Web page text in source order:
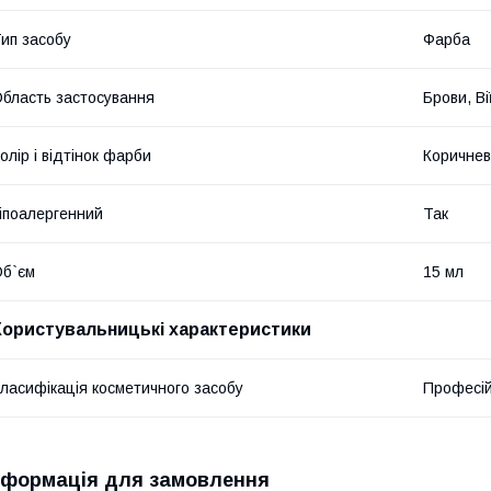
засобу Фарба
застосування Брови,
і відтінок фарби
Так
15 мл
характеристики
косметичного засобу
для замовлення